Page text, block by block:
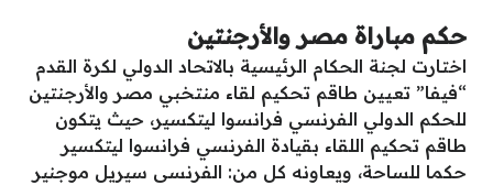
حكم مباراة مصر والأرجنتين
اختارت لجنة الحكام الرئيسية بالاتحاد الدولي لكرة القدم
“فيفا” تعيين طاقم تحكيم لقاء منتخبي مصر والأرجنتين
للحكم الدولي الفرنسي فرانسوا ليتكسير، حيث يتكون
طاقم تحكيم اللقاء بقيادة الفرنسي فرانسوا ليتكسير
حكما للساحة، ويعاونه كل من: الفرنسى سيريل موجنير